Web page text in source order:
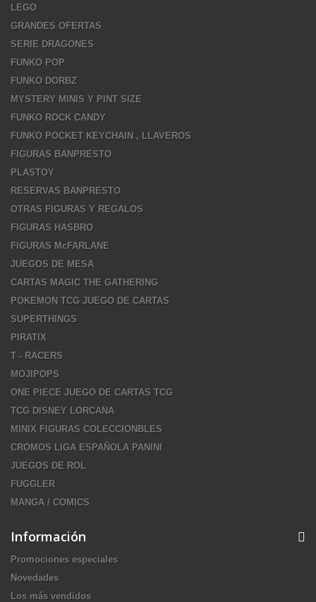
LEGO
GRANDES OFERTAS
SERIE DRAGONES
FUNKO POP
FUNKO DORBZ
MYSTERY MINIS Y PINT SIZE
FUNKO ROCK CANDY
FUNKO POCKET KEYCHAIN , LLAVEROS
FIGURAS BANPRESTO
PLASTOY
RESERVAS BANPRESTO
OTRAS FIGURAS Y REGALOS
FIGURAS HASBRO
FIGURAS McFARLANE
JUEGOS DE MESA
CARTAS MAGIC THE GATHERING
POKEMON TCG JUEGO DE CARTAS
SUPERTHINGS
PIRATIX
T - RACERS
MOJIPOPS
ONE PIECE JUEGO DE CARTAS TCG
TCG DISNEY LORCANA
MINIX FIGURAS COLECCIONBLES
CROMOS LIGA ESPAÑOLA PANINI
JUEGOS DE ROL
FUGGLER
MANGA / COMICS
Información
Promociones especiales
Novedades
Los más vendidos